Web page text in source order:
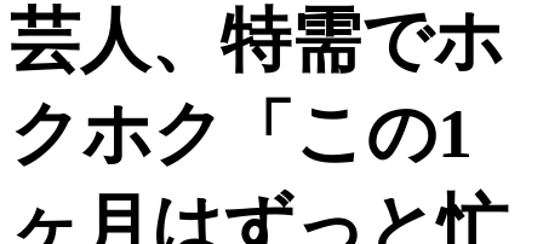
芸人、特需でホ
クホク「この1
ヶ月はずっと忙